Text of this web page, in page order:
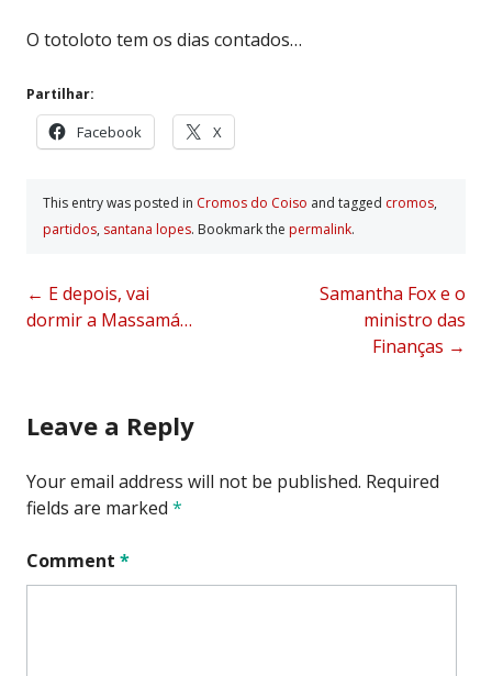
O totoloto tem os dias contados…
Partilhar:
Facebook X
This entry was posted in Cromos do Coiso and tagged cromos,
partidos, santana lopes. Bookmark the permalink.
Post
navigation
← E depois, vai
dormir a Massamá…
Samantha Fox e o
ministro das
Finanças →
Leave a Reply
Your email address will not be published. Required
fields are marked *
Comment *